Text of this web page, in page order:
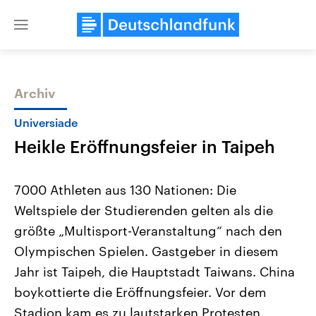
Close
Themen
Landtagswahl Sachsen-Anhalt
2026
Alle Informationen
Sachsen-Anhalt wählt am 6.
September 2026 einen neuen
Landtag. Seit 2021 wird das
Bundesland von einer Koalition aus
USA
Aktuelle Beiträge,
Hintergründe
Wirtschaftlich und
gehören die Vereinigten
mit großem Einfluss auf
Archiv
Universiade
Heikle Eröffnungsfeier in Taipeh
7000 Athleten aus 130 Nationen: Die
Weltspiele der Studierenden gelten als die
größte „Multisport-Veranstaltung“ nach den
Olympischen Spielen. Gastgeber in diesem
Jahr ist Taipeh, die Hauptstadt Taiwans. China
boykottierte die Eröffnungsfeier. Vor dem
Stadion kam es zu lautstarken Protesten.